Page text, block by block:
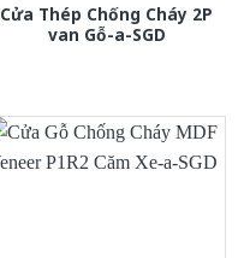
Cửa Thép Chống Cháy 2P
van Gỗ-a-SGD